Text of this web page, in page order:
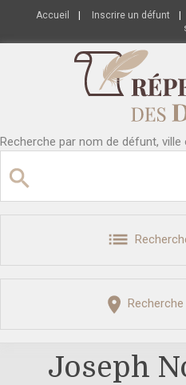
Accueil Inscrire un défunt
Recherche par nom de défunt, ville
Joseph